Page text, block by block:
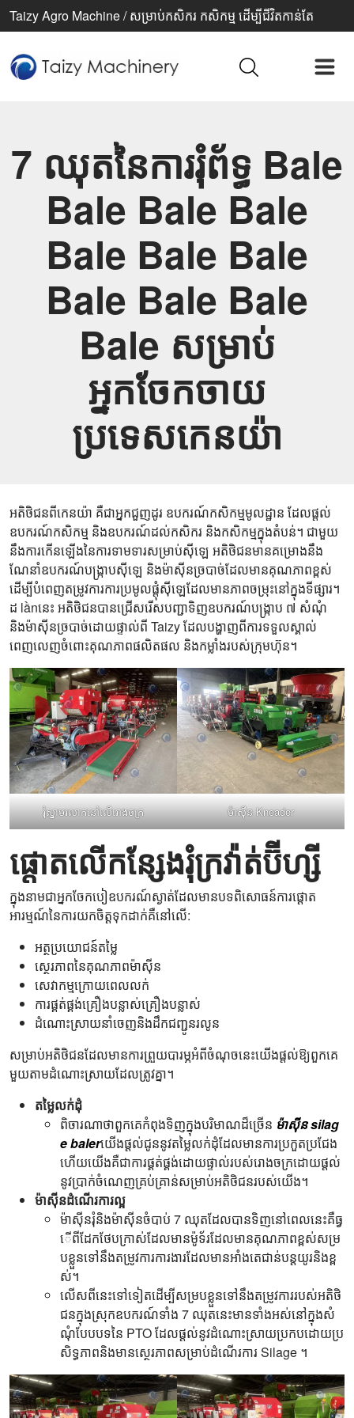
Taizy Agro Machine / សម្រាប់កសិករ កសិកម្ម ដើម្បីជីវិតកាន់តែ
7 ឈុតនៃការរុំព័ទ្ធ Bale
Bale Bale Bale
Bale Bale Bale
Bale Bale Bale
Bale សម្រាប់
អ្នកចែកចាយ
ប្រទេសកេនយ៉ា
អតិថិជនពីកេនយ៉ា គឺជាអ្នកជួញដូរ ឧបករណ៍កសិកម្មមូលដ្ឋាន ដែលផ្តល់
ឧបករណ៍កសិកម្ម និងឧបករណ៍ដល់កសិករ និងកសិកម្មក្នុងតំបន់។ ជាមួយ
នឹងការកើនឡើងនៃការទាមទារសម្រាប់ស៊ីឡេ អតិថិជនមានគម្រោងនឹង
ណែនាំឧបករណ៍បង្រ្កាបស៊ីឡេ និងម៉ាស៊ីនច្របាច់ដែលមានគុណភាពខ្ពស់
ដើម្បីបំពេញតម្រូវការការប្រមូលផ្តុំស៊ីឡេដែលមានភាពចម្រុះនៅក្នុងទីផ្សារ។
ដ lầnនេះ អតិថិជនបានជ្រើសរើសបញ្ជាទិញឧបករណ៍បង្រ្កាប ៧ សំណុំ
និងម៉ាស៊ីនច្របាច់ដោយផ្ទាល់ពី Taizy ដែលបង្ហាញពីការទទួលស្គាល់
ពេញលេញចំពោះគុណភាពផលិតផល និងកម្លាំងរបស់ក្រុមហ៊ុន។
រុំស្នាមរលាកនៅលើរោងចក្រ ម៉ាស៊ីន Kneader
ផ្តោតលើកន្សែងរុំក្រវ៉ាត់ប៊ីហ្សី
ក្នុងនាមជាអ្នកចែកបៀឧបករណ៍ស្ងាត់ដែលមានបទពិសោធន៍ការផ្តោត
អារម្មណ៍នៃការយកចិត្តទុកដាក់គឺនៅលើ:
អត្ថប្រយោជន៍តម្លៃ
ស្ថេរភាពនៃគុណភាពម៉ាស៊ីន
សេវាកម្មក្រោយពេលលក់
ការផ្គត់ផ្គង់គ្រឿងបន្លាស់គ្រឿងបន្លាស់
ដំណោះស្រាយនាំចេញនិងដឹកជញ្ជូនរលូន
សម្រាប់អតិថិជនដែលមានការព្រួយបារម្ភអំពីចំណុចនេះយើងផ្តល់ឱ្យពួកគេ
មួយតាមដំណោះស្រាយដែលត្រូវគ្នា។
តម្លៃលក់ដុំ
ពិចារណាថាពួកគេកំពុងទិញក្នុងបរិមាណដ៏ច្រើន ម៉ាស៊ីន silag
e balerយើងផ្តល់ជូននូវតម្លៃលក់ដុំដែលមានការប្រកួតប្រជែង
ហើយយើងគឺជាការផ្គត់ផ្គង់ដោយផ្ទាល់របស់រោងចក្រដោយផ្តល់
នូវប្រាក់ចំណេញគ្រប់គ្រាន់សម្រាប់អតិថិជនរបស់យើង។
ម៉ាស៊ីនដំណើរការល្អ
ម៉ាស៊ីនរុំនិងម៉ាស៊ីនចំបាប់ 7 ឈុតដែលបានទិញនៅពេលនេះគឺធ្វ
ើពីដែកថែបក្រាស់ដែលមានម៉ូទ័រដែលមានគុណភាពខ្ពស់សម្រ
បខ្លួនទៅនឹងតម្រូវការការងារដែលមានអាំងតេជាន់បន្តយូរនិងខ្ព
ស់។
លើសពីនេះទៅទៀតដើម្បីសម្របខ្លួនទៅនឹងតម្រូវការរបស់អតិថិ
ជនក្នុងស្រុកឧបករណ៍ទាំង 7 ឈុតនេះមានទាំងអស់នៅក្នុងសំ
ណុំបែបបទនៃ PTO ដែលផ្តល់នូវដំណោះស្រាយប្រកបដោយប្រ
សិទ្ធភាពនិងមានស្ថេរភាពសម្រាប់ដំណើរការ Silage ។